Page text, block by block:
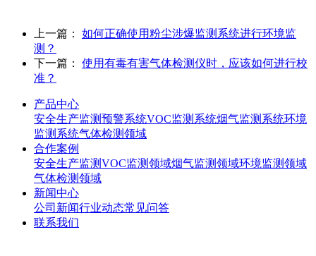
上一篇：
如何正确使用粉尘涉爆监测系统进行环境监
测？
下一篇：
使用有毒有害气体检测仪时，应该如何进行校
准？
产品中心
安全生产监测预警系统VOC监测系统烟气监测系统环境
监测系统气体检测领域
合作案例
安全生产监测VOC监测领域烟气监测领域环境监测领域
气体检测领域
新闻中心
公司新闻行业动态常见问答
联系我们